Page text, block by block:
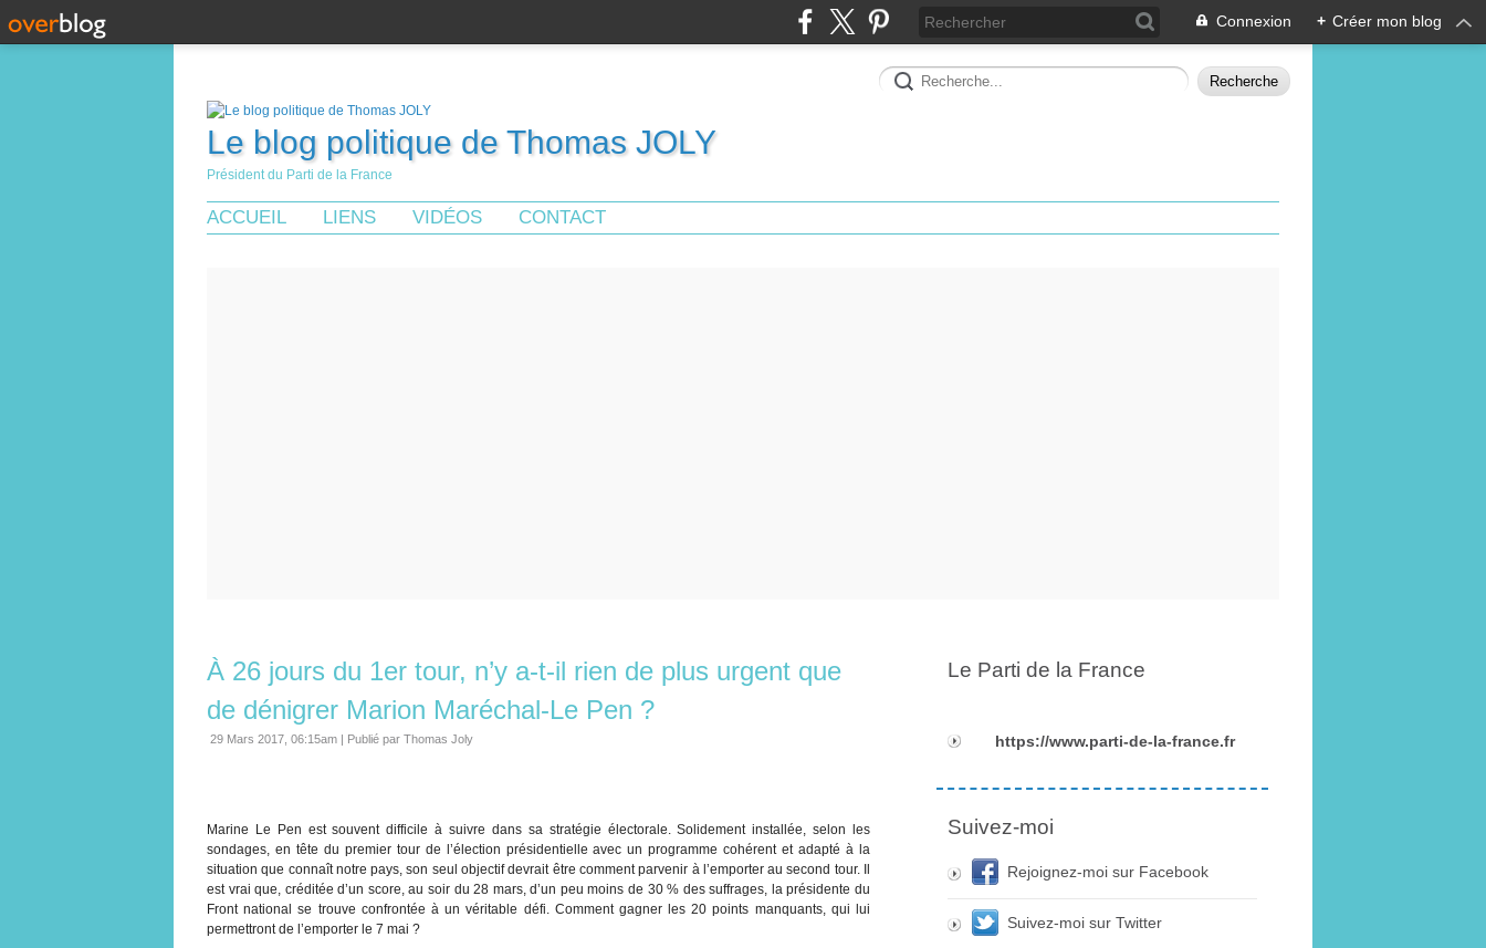
Connexion + Créer mon blog
Le blog politique de Thomas JOLY
Président du Parti de la France
ACCUEIL LIENS VIDÉOS CONTACT
À 26 jours du 1er tour, n’y a-t-il rien de plus urgent que
de dénigrer Marion Maréchal-Le Pen ?
29 Mars 2017, 06:15am | Publié par Thomas Joly
Marine Le Pen est souvent difficile à suivre dans sa stratégie électorale. Solidement installée, selon les
sondages, en tête du premier tour de l’élection présidentielle avec un programme cohérent et adapté à la
situation que connaît notre pays, son seul objectif devrait être comment parvenir à l’emporter au second tour. Il
est vrai que, créditée d’un score, au soir du 28 mars, d’un peu moins de 30 % des suffrages, la présidente du
Front national se trouve confrontée à un véritable défi. Comment gagner les 20 points manquants, qui lui
permettront de l’emporter le 7 mai ?
Le Parti de la France
https://www.parti-de-la-france.fr
Suivez-moi
Rejoignez-moi sur Facebook
Suivez-moi sur Twitter